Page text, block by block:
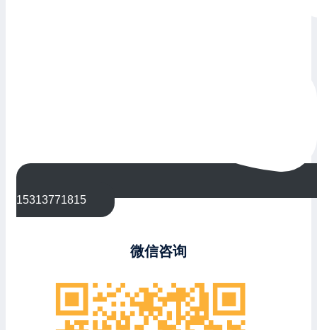
15313771815
微信咨询